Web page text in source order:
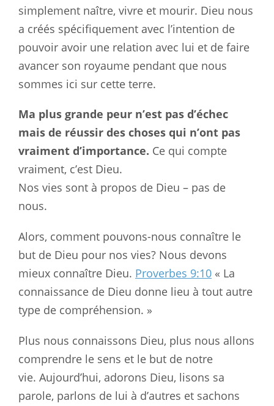
simplement naître, vivre et mourir. Dieu nous
a créés spécifiquement avec l’intention de
pouvoir avoir une relation avec lui et de faire
avancer son royaume pendant que nous
sommes ici sur cette terre.
Ma plus grande peur n’est pas d’échec
mais de réussir des choses qui n’ont pas
vraiment d’importance. Ce qui compte
vraiment, c’est Dieu.
Nos vies sont à propos de Dieu – pas de
nous.
Alors, comment pouvons-nous connaître le
but de Dieu pour nos vies? Nous devons
mieux connaître Dieu. Proverbes 9:10 « La
connaissance de Dieu donne lieu à tout autre
type de compréhension. »
Plus nous connaissons Dieu, plus nous allons
comprendre le sens et le but de notre
vie. Aujourd’hui, adorons Dieu, lisons sa
parole, parlons de lui à d’autres et sachons